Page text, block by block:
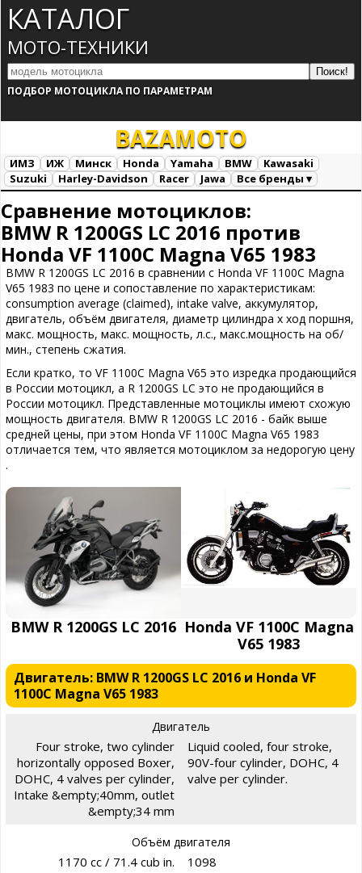
КАТАЛОГ
МОТО-ТЕХНИКИ
ПОДБОР МОТОЦИКЛА ПО ПАРАМЕТРАМ
BAZAMOTO
ИМЗ ИЖ Минск Honda Yamaha BMW
Kawasaki
Suzuki
Harley-Davidson Racer Jawa
Все бренды ▾
Сравнение мотоциклов:
BMW R 1200GS LC 2016 против
Honda VF 1100C Magna V65 1983
BMW R 1200GS LC 2016 в сравнении с Honda VF 1100C Magna
V65 1983 по цене и сопоставление по характеристикам:
consumption average (claimed), intake valve, аккумулятор,
двигатель, объём двигателя, диаметр цилиндра х ход поршня,
макс. мощность, макс. мощность, л.с., макс.мощность на об/
мин., степень сжатия.
Если кратко, то VF 1100C Magna V65 это изредка продающийся
в России мотоцикл, а R 1200GS LC это не продающийся в
России мотоцикл. Представленные мотоциклы имеют схожую
мощность двигателя. BMW R 1200GS LC 2016 - байк выше
средней цены, при этом Honda VF 1100C Magna V65 1983
отличается тем, что является мотоциклом за недорогую цену
.
BMW R 1200GS LC 2016 Honda VF 1100C Magna
V65 1983
Двигатель: BMW R 1200GS LC 2016 и Honda VF
1100C Magna V65 1983
Двигатель
Four stroke, two cylinder
horizontally opposed Boxer,
DOHC, 4 valves per cylinder,
Intake &empty;40mm, outlet
&empty;34 mm
Liquid cooled, four stroke,
90V-four cylinder, DOHC, 4
valve per cylinder.
Объём двигателя
1170 cc / 71.4 cub in. 1098